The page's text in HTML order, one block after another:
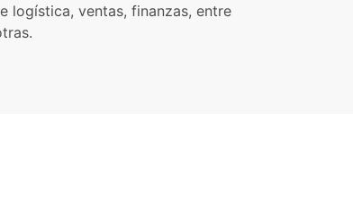
logística, ventas, finanzas, entre